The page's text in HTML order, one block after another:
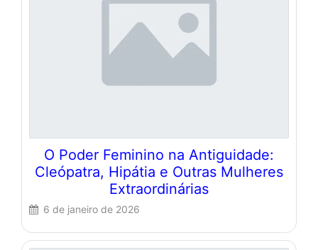
O Poder Feminino na Antiguidade:
Cleópatra, Hipátia e Outras Mulheres
Extraordinárias
6 de janeiro de 2026